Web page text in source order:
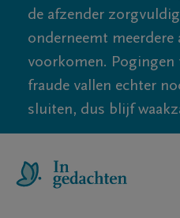
de afzender
onderneemt
voorkomen.
fraude vallen echter
sluiten, dus blijf